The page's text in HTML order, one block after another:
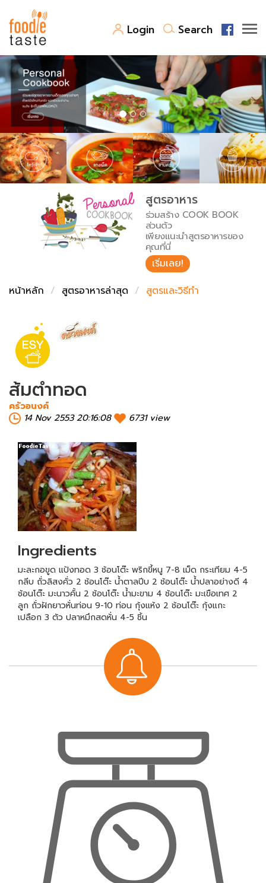
Login Search
สูตรอาหาร
สูตรอาหารล่าสุด
Top Foodie
พาไปชิม
สารพันก้นครัว
เคล็ดลับน่ารู้
เปรียบเทียบหน่วยการตวง
เปรียบเทียบอุณหภูมิ
เปรียบเทียบน้ำหนักวัตถุดิบ
FoodPedia
สร้าง Cookbook
สูตรอาหาร
ร่วมสร้าง COOK BOOK
ส่วนตัว
เพียงแนะนำสูตรอาหารของ
คุณที่นี่
เริ่มเลย!
หน้าหลัก
สูตรอาหารล่าสุด สูตรและวิธีทำ
ส้มตำทอด
ครัวอนงค์
14 Nov 2553 20:16:08
6731 view
Ingredients
มะละกอขูด แป้งทอด 3 ช้อนโต๊ะ พริกขี้หนู 7-8 เม็ด กระเทียม 4-5
กลีบ ถั่วลิสงคั่ว 2 ช้อนโต๊ะ น้ำตาลปีบ 2 ช้อนโต๊ะ น้ำปลาอย่างดี 4
ช้อนโต๊ะ มะนาวคั้น 2 ช้อนโต๊ะ น้ำมะขาม 4 ช้อนโต๊ะ มะเขือเทศ 2
ลูก ถั่วฝักยาวหั่นท่อน 9-10 ท่อน กุ้งแห้ง 2 ช้อนโต๊ะ กุ้งแกะ
เปลือก 3 ตัว ปลาหมึกสดหั่น 4-5 ชิ้น